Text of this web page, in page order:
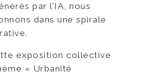
par l’IA, nous
dans une spirale
exposition collective
« Urbanité